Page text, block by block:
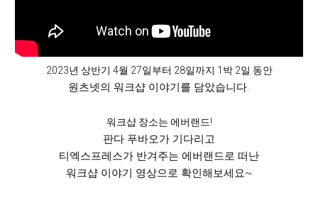
2023년 상반기 4월 27일부터 28일까지 1박 2일 동안
원츠넷의 워크샵 이야기를 담았습니다.
워크샵 장소는 에버랜드!
판다 푸바오가 기다리고
티엑스프레스가 반겨주는 에버랜드로 떠난
워크샵 이야기 영상으로 확인해보세요~